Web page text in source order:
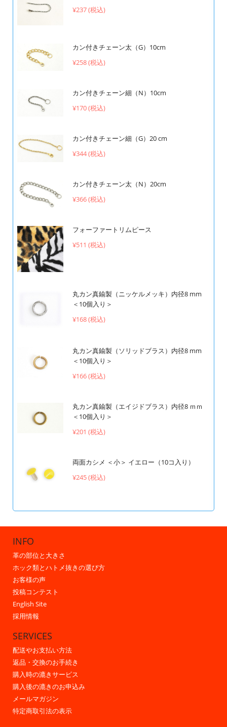
¥237 (税込)
カン付きチェーン太（G）10cm
¥258 (税込)
カン付きチェーン細（N）10cm
¥170 (税込)
カン付きチェーン細（G）20 cm
¥344 (税込)
カン付きチェーン太（N）20cm
¥366 (税込)
フォーファートリムピース
¥511 (税込)
丸カン真鍮製（ニッケルメッキ）内径8 mm
＜10個入り＞
¥168 (税込)
丸カン真鍮製（ソリッドブラス）内径8 mm
＜10個入り＞
¥166 (税込)
丸カン真鍮製（エイジドブラス）内径8 ｍｍ
＜10個入り＞
¥201 (税込)
両面カシメ ＜小＞ イエロー（10コ入り）
¥245 (税込)
INFO
革の部位と大きさ
ホック類とハトメ抜きの選び方
お客様の声
投稿コンテスト
English Site
採用情報
SERVICES
配送やお支払い方法
返品・交換のお手続き
購入時の漉きサービス
購入後の漉きのお申込み
メールマガジン
特定商取引法の表示